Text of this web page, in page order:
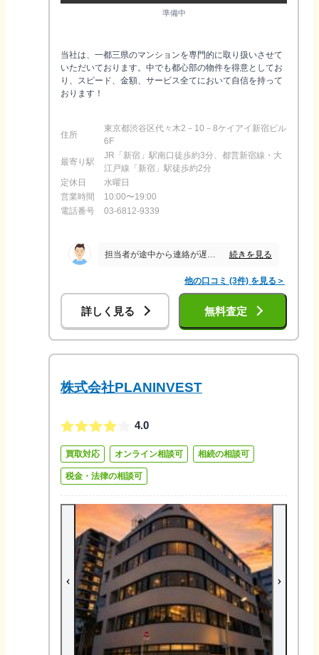
準備中
当社は、一都三県のマンションを専門的に取り扱いさせて
いただいております。中でも都心部の物件を得意としてお
り、スピード、金額、サービス全てにおいて自信を持って
おります！
住所
東京都渋谷区代々木2－10－8ケイアイ新宿ビル
6F
最寄り駅
JR「新宿」駅南口徒歩約3分、都営新宿線・大
江戸線「新宿」駅徒歩約2分
定休日
水曜日
営業時間
10:00〜19:00
電話番号
03-6812-9339
担当者が途中から連絡が遅くなり、また、約束の期日までに対応するといったことが全くできていなかったため 監督省庁から業務改善命令が出るような会社は担当も会社もダメだと思った 続きを見る
他の口コミ (3件) を見る＞
詳しく見る 無料査定
株式会社PLANINVEST
4.0
買取対応 オンライン相談可 相続の相談可
税金・法律の相談可